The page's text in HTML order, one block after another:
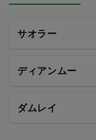
サオラー
ディアンムー
ダムレイ